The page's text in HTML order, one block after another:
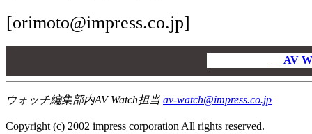
[orimoto@impress.co.jp]
AV
ウォッチ編集部内AV Watch担当 av-watch@impress.co.jp
Copyright (c) 2002 impress corporation All rights reserved.